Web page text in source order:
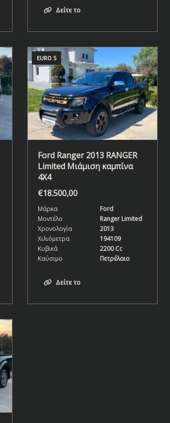
Δείτε το
EURO 5
Ford Ranger 2013 RANGER
Limited Μιάμιση καμπίνα
4X4
€18.500,00
Μάρκα
Ford
Μοντέλο
Ranger Limited
Χρονολογία
2013
Χιλιόμετρα
194109
Κυβικά
2200 Cc
Καύσιμο
Πετρέλαιο
Δείτε το